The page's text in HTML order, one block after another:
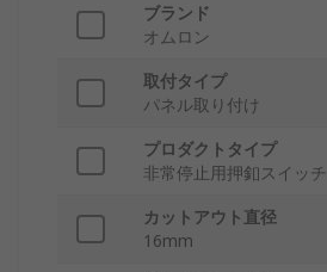
ブランド
オムロン
取付タイプ
パネル取り付け
プロダクトタイプ
非常停止用押釦スイッチ
カットアウト直径
16mm